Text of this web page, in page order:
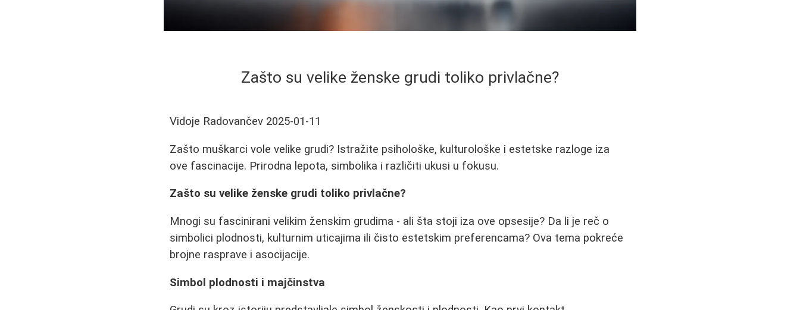
Zašto su velike ženske grudi toliko privlačne?
Vidoje Radovančev 2025-01-11
Zašto muškarci vole velike grudi? Istražite psihološke, kulturološke i estetske razloge iza
ove fascinacije. Prirodna lepota, simbolika i različiti ukusi u fokusu.
Zašto su velike ženske grudi toliko privlačne?
Mnogi su fascinirani velikim ženskim grudima - ali šta stoji iza ove opsesije? Da li je reč o
simbolici plodnosti, kulturnim uticajima ili čisto estetskim preferencama? Ova tema pokreće
brojne rasprave i asocijacije.
Simbol plodnosti i majčinstva